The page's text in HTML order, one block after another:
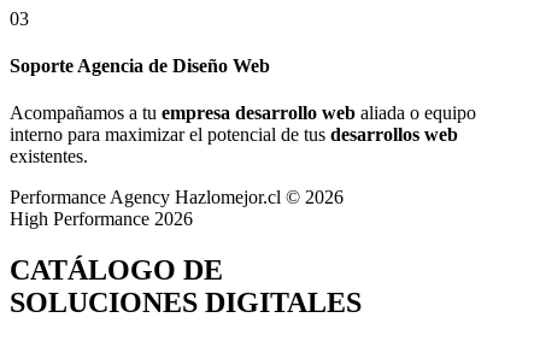
03
Soporte Agencia de Diseño Web
Acompañamos a tu empresa desarrollo web aliada o equipo
interno para maximizar el potencial de tus desarrollos web
existentes.
Performance Agency Hazlomejor.cl © 2026
High Performance 2026
CATÁLOGO DE
SOLUCIONES DIGITALES